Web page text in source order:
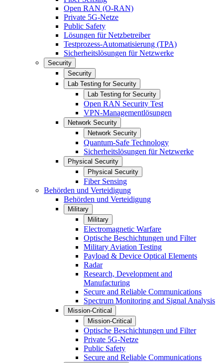
Open RAN (O-RAN)
Private 5G-Netze
Public Safety
Lösungen für Netzbetreiber
Testprozess-Automatisierung (TPA)
Sicherheitslösungen für Netzwerke
Security
Security
Lab Testing for Security
Lab Testing for Security
Open RAN Security Test
VPN-Managementlösungen
Network Security
Network Security
Quantum-Safe Technology
Sicherheitslösungen für Netzwerke
Physical Security
Physical Security
Fiber Sensing
Behörden und Verteidigung
Behörden und Verteidigung
Military
Military
Electromagnetic Warfare
Optische Beschichtungen und Filter
Military Aviation Testing
Payload & Device Optical Elements
Radar
Research, Development and
Manufacturing
Secure and Reliable Communications
Spectrum Monitoring and Signal Analysis
Mission-Critical
Mission-Critical
Optische Beschichtungen und Filter
Private 5G-Netze
Public Safety
Secure and Reliable Communications